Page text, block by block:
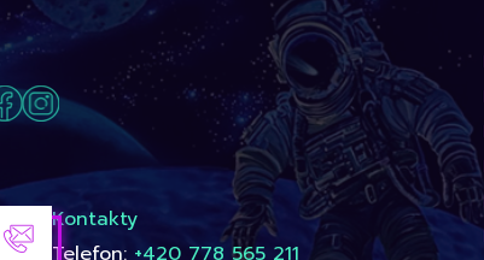
Kontakty
Telefon:+420 778 565 211